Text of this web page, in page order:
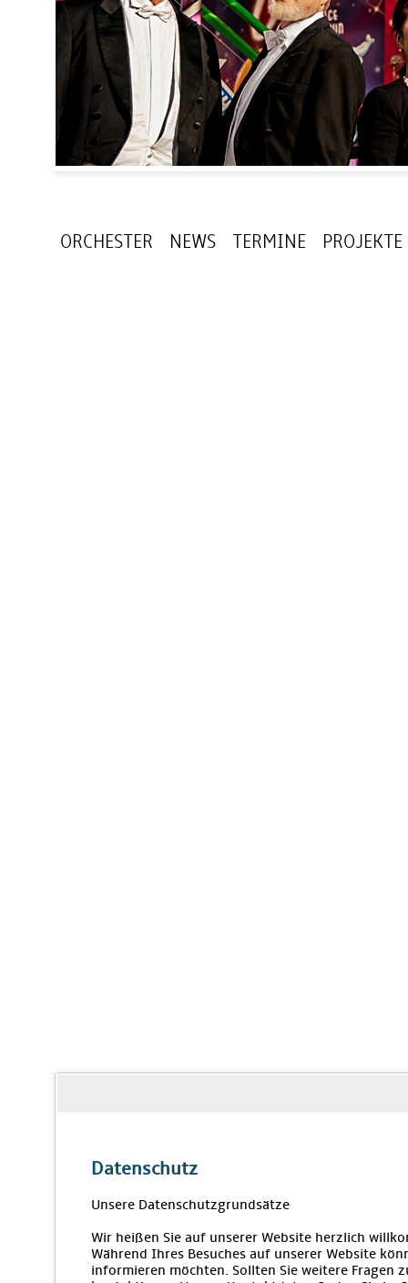
ORCHESTER NEWS TERMINE PROJEKTE
Datenschutz
Unsere Datenschutzgrundsätze
Wir heißen Sie auf unserer Website herzlich
Während Ihres Besuches auf unserer Website
informieren möchten. Sollten Sie weitere Fragen